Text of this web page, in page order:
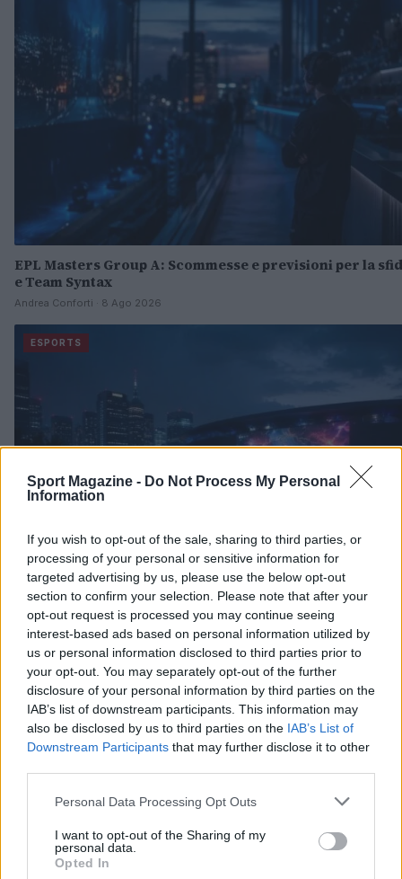
Sport Magazine - Do Not Process My Personal
Information
If you wish to opt-out of the sale, sharing to third parties, or
processing of your personal or sensitive information for
targeted advertising by us, please use the below opt-out
section to confirm your selection. Please note that after your
opt-out request is processed you may continue seeing
interest-based ads based on personal information utilized by
us or personal information disclosed to third parties prior to
your opt-out. You may separately opt-out of the further
disclosure of your personal information by third parties on the
IAB’s list of downstream participants. This information may
also be disclosed by us to third parties on the IAB’s List of
Downstream Participants that may further disclose it to other
Please note that this website/app uses one or more Google
not limited to your visit or usage behaviour. You may click to
grant or deny consent to Google and its third-party tags to
use your data for below specified purposes in below Google
Personal Data Processing Opt Outs
I want to opt-out of the Sharing of my
personal data.
Opted In
EPL Masters Group A: Scommesse e previsioni per la
e Team Syntax
Andrea Conforti · 8 Ago 2026
ESPORTS
Counter-Strike: tutto quello che devi sapere sulla finale
Esports e QUINTESSÊNCIA
Francesca Lombardi · 8 Ago 2026
ESPORTS